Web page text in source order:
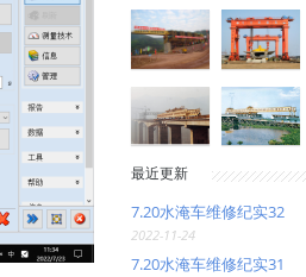
最近更新
7.20水淹车维修纪实32
2022-11-24
7.20水淹车维修纪实31